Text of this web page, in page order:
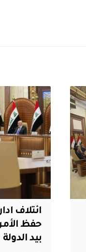
ائتلاف
حفظ
بيد الدولة